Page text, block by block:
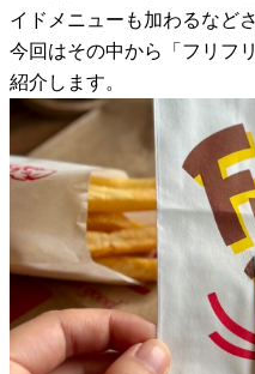
イドメニューも加わるなど
今回はその中から「フリフ
紹介します。